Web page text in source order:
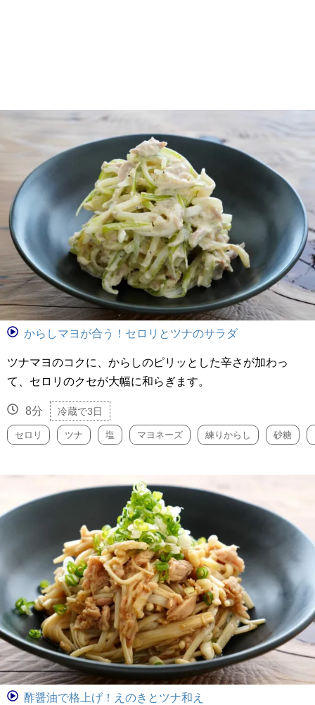
からしマヨが合う！セロリとツナのサラダ
ツナマヨのコクに、からしのピリッとした辛さが加わっ
て、セロリのクセが大幅に和らぎます。
8分 冷蔵で3日
セロリ ツナ 塩 マヨネーズ 練りからし 砂糖
酢醤油で格上げ！えのきとツナ和え